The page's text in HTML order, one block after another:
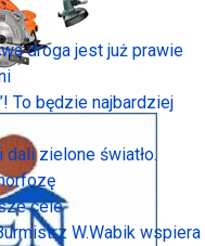
droga jest już prawie
To będzie najbardziej
zielone światło.
cele
W.Wabik wspiera